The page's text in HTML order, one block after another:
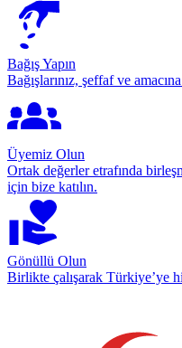
Bağış Yapın
Bağışlarınız, şeffaf ve
Üyemiz Olun
Ortak değerler etrafında
için bize katılın.
Gönüllü Olun
Birlikte çalışarak Türkiye’ye